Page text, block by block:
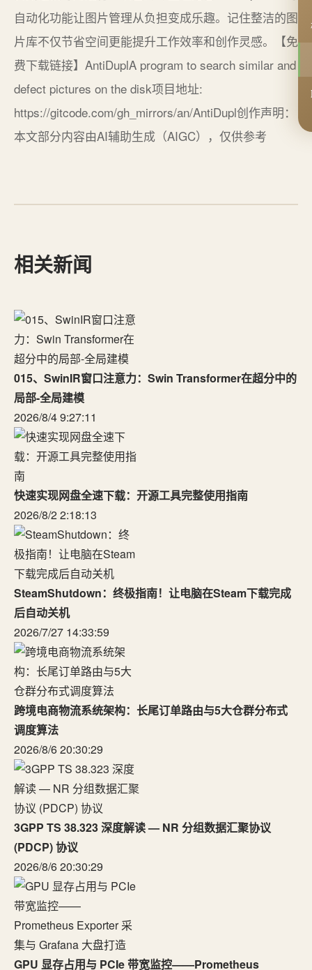
自动化功能让图片管理从负担变成乐趣。记住整洁的图
片库不仅节省空间更能提升工作效率和创作灵感。【免
费下载链接】AntiDuplA program to search similar and
defect pictures on the disk项目地址:
https://gitcode.com/gh_mirrors/an/AntiDupl创作声明：
本文部分内容由AI辅助生成（AIGC），仅供参考
相关新闻
015、SwinIR窗口注意力：Swin Transformer在超分中的
局部-全局建模
2026/8/4 9:27:11
快速实现网盘全速下载：开源工具完整使用指南
2026/8/2 2:18:13
SteamShutdown：终极指南！让电脑在Steam下载完成
后自动关机
2026/7/27 14:33:59
跨境电商物流系统架构：长尾订单路由与5大仓群分布式
调度算法
2026/8/6 20:30:29
3GPP TS 38.323 深度解读 — NR 分组数据汇聚协议
(PDCP) 协议
2026/8/6 20:30:29
GPU 显存占用与 PCIe 带宽监控——Prometheus